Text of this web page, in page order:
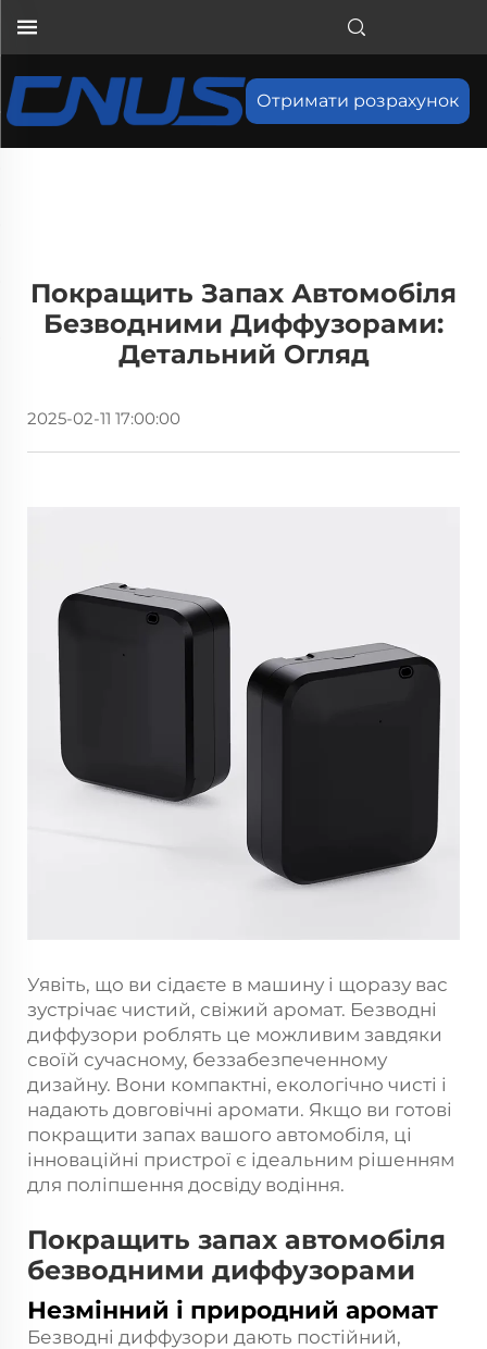
Отримати розрахунок
Покращить Запах Автомобіля
Безводними Диффузорами:
Детальний Огляд
2025-02-11 17:00:00
Уявіть, що ви сідаєте в машину і щоразу вас
зустрічає чистий, свіжий аромат. Безводні
диффузори роблять це можливим завдяки
своїй сучасному, беззабезпеченному
дизайну. Вони компактні, екологічно чисті і
надають довговічні аромати. Якщо ви готові
покращити запах вашого автомобіля, ці
інноваційні пристрої є ідеальним рішенням
для поліпшення досвіду водіння.
Покращить запах автомобіля
безводними диффузорами
Незмінний і природний аромат
Безводні диффузори дають постійний,